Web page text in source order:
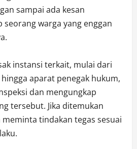
sampai ada kesan
seorang warga yang enggan
instansi terkait, mulai dari
aparat penegak hukum,
dan mengungkap
tersebut. Jika ditemukan
tindakan tegas sesuai